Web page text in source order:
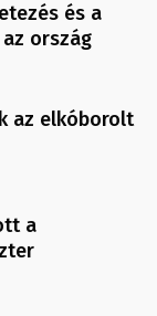
és a
ország
az elkóborolt
a